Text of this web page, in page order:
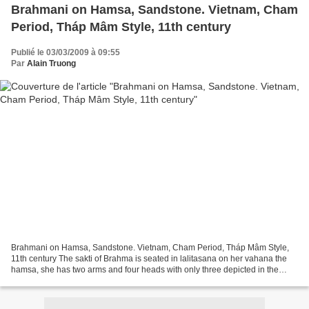
Brahmani on Hamsa, Sandstone. Vietnam, Cham
Period, Tháp Mâm Style, 11th century
Publié le 03/03/2009 à 09:55
Par Alain Truong
Brahmani on Hamsa, Sandstone. Vietnam, Cham Period, Tháp Mâm Style,
11th century The sakti of Brahma is seated in lalitasana on her vahana the
hamsa, she has two arms and four heads with only three depicted in the